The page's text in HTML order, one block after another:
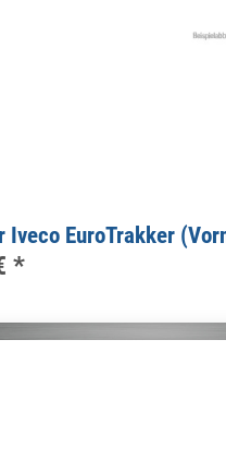
Iveco EuroTrakker
*